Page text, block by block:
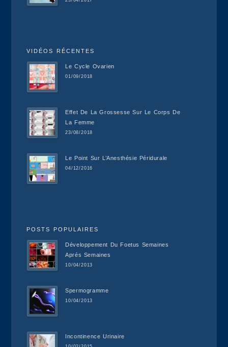
VIDÉOS RÉCENTES
Le Cycle Ovarien
01/09/2018
Effet De La Grossesse Sur Le Corps De
La Femme
23/08/2018
Le Point Sur L’Anesthésie Péridurale
04/12/2016
POSTS POPULAIRES
Développement Du Foetus Semaines
Aprés Semaines
10/04/2013
Spermogramme
10/04/2013
Incontinence Urinaire